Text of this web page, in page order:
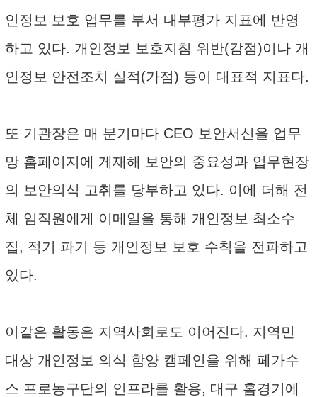
인정보 보호 업무를 부서 내부평가 지표에 반영
하고 있다. 개인정보 보호지침 위반(감점)이나 개
인정보 안전조치 실적(가점) 등이 대표적 지표다.
또 기관장은 매 분기마다 CEO 보안서신을 업무
망 홈페이지에 게재해 보안의 중요성과 업무현장
의 보안의식 고취를 당부하고 있다. 이에 더해 전
체 임직원에게 이메일을 통해 개인정보 최소수
집, 적기 파기 등 개인정보 보호 수칙을 전파하고
있다.
이같은 활동은 지역사회로도 이어진다. 지역민
대상 개인정보 의식 함양 캠페인을 위해 페가수
스 프로농구단의 인프라를 활용, 대구 홈경기에